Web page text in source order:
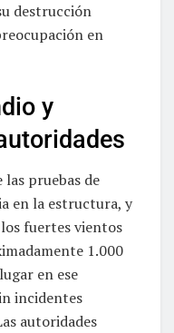
destrucción
en
y
pruebas de
en la estructura, y
fuertes vientos
1.000
en ese
incidentes
autoridades